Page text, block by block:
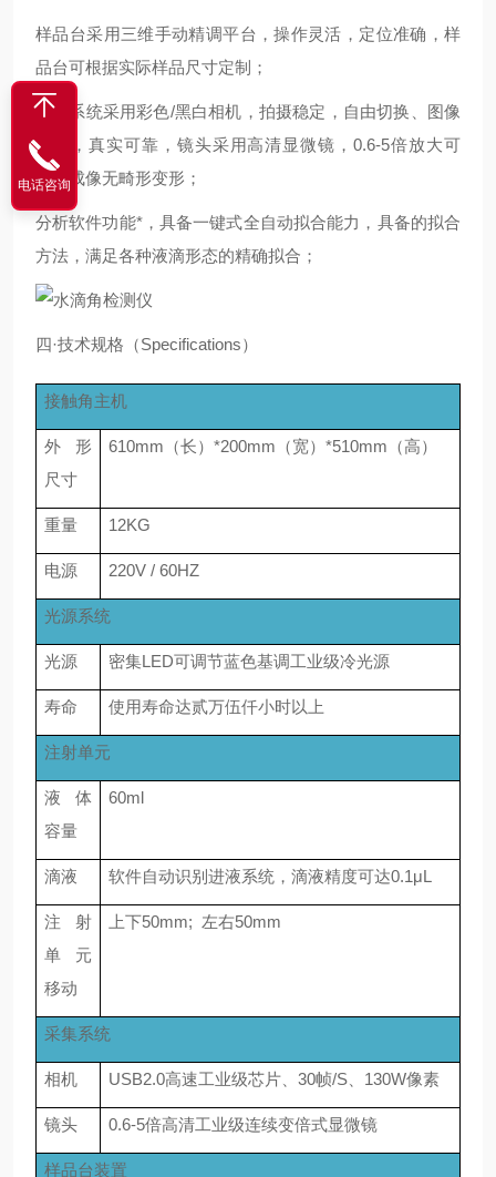
样品台采用三维手动精调平台，操作灵活，定位准确，样
品台可根据实际样品尺寸定制；
采集系统采用彩色/黑白相机，拍摄稳定，自由切换、图像
清晰，真实可靠，镜头采用高清显微镜，0.6-5倍放大可
调，成像无畸形变形；
分析软件功能*，具备一键式全自动拟合能力，具备的拟合
方法，满足各种液滴形态的精确拟合；
四·技术规格（Specifications）
接触角主机
外形
尺寸
610mm（长）*200mm（宽）*510mm（高）
重量 12KG
电源 220V / 60HZ
光源系统
光源 密集LED可调节蓝色基调工业级冷光源
寿命 使用寿命达贰万伍仟小时以上
注射单元
液体
容量
60ml
滴液 软件自动识别进液系统，滴液精度可达0.1μL
注射
单元
移动
上下50mm; 左右50mm
采集系统
相机 USB2.0高速工业级芯片、30帧/S、130W像素
镜头 0.6-5倍高清工业级连续变倍式显微镜
样品台装置
电话咨询